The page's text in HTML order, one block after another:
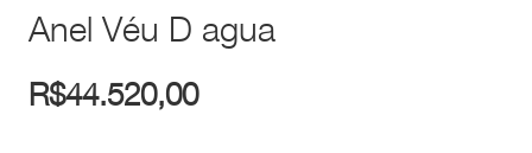
Anel Véu D agua
R$44.520,00